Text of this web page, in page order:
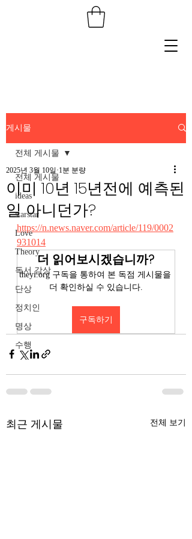
게시물
전체 게시물
ideas
starstar
Love
Theory
독서 감상
단상
정치인
명상
수행
전체 게시물
이미 10년 15년전에 예측된
일 아니던가?
2025년 3월 10일 1분 분량
https://n.news.naver.com/article/119/0002
931014
더 읽어보시겠습니까?
theyi.org 구독을 통하여 본 독점 게시물을
더 확인하실 수 있습니다.
구독하기
최근 게시물 전체 보기